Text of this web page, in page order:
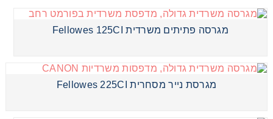
מגרסה פתיתים משרדית Fellowes 125CI
מגרסת נייר מסחרית Fellowes 225CI
מגרסה משרדית גדולה Fellowes 425CI